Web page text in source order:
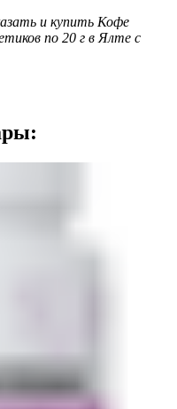
и купить Кофе
по 20 г в Ялте с